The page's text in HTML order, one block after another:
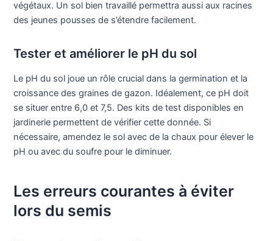
végétaux. Un sol bien travaillé permettra aussi aux racines
des jeunes pousses de s’étendre facilement.
Tester et améliorer le pH du sol
Le pH du sol joue un rôle crucial dans la germination et la
croissance des graines de gazon. Idéalement, ce pH doit
se situer entre 6,0 et 7,5. Des kits de test disponibles en
jardinerie permettent de vérifier cette donnée. Si
nécessaire, amendez le sol avec de la chaux pour élever le
pH ou avec du soufre pour le diminuer.
Les erreurs courantes à éviter
lors du semis